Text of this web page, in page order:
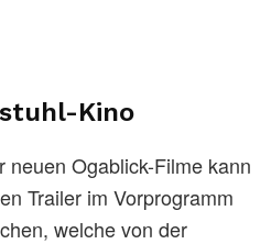
Kino
neuen Ogablick-Filme kann
Trailer im Vorprogramm
welche von der